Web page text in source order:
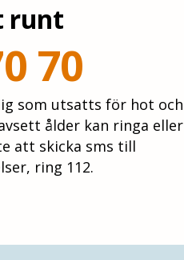
runt
70
som utsatts för hot och
ålder kan ringa eller
att skicka sms till
ring 112.